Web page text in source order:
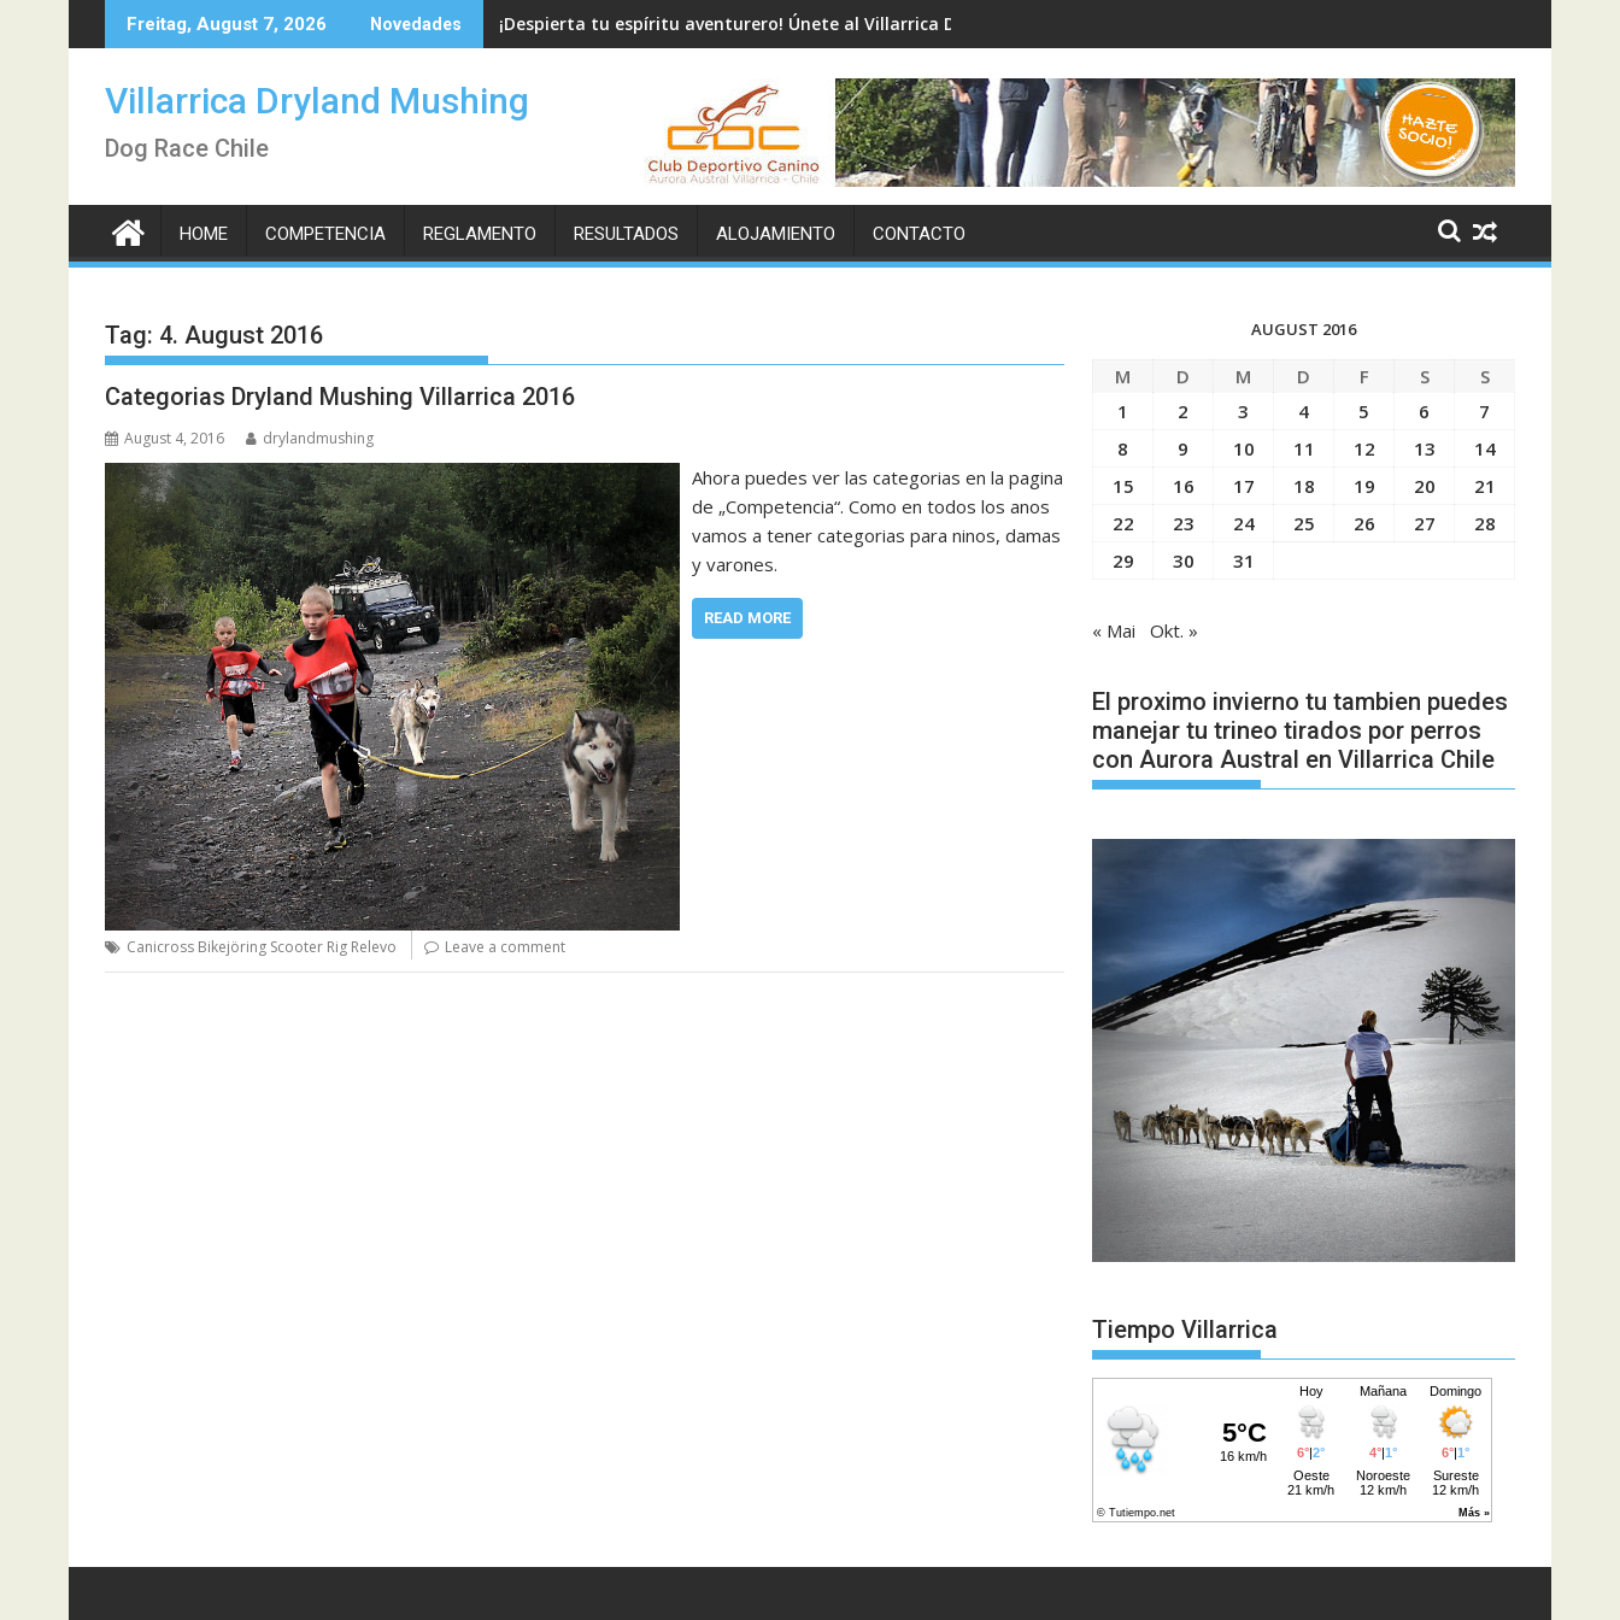
to
Freitag, August 7, 2026 Novedades ¡Despierta tu espíritu aventurero! Únete al Villarrica Dryland Mushing 2025 - XII Edición
Villarrica Dryland Mushing
Dog Race Chile
HOME COMPETENCIA REGLAMENTO RESULTADOS ALOJAMIENTO CONTACTO
Tag: 4. August 2016
Categorias Dryland Mushing Villarrica 2016
August 4, 2016 drylandmushing
Ahora puedes ver las categorias en la pagina
de „Competencia“. Como en todos los anos
vamos a tener categorias para ninos, damas
y varones.
READ MORE
Canicross Bikejöring Scooter Rig Relevo Leave a comment
AUGUST 2016
M D M D F S
S
1
2 3 4 5 6
7
8
9 10 11 12 13
14
15
16 17 18 19 20
21
22
23 24 25 26 27
28
29
30 31
« Mai Okt. »
El proximo invierno tu tambien puedes
manejar tu trineo tirados por perros
con Aurora Austral en Villarrica Chile
Tiempo Villarrica